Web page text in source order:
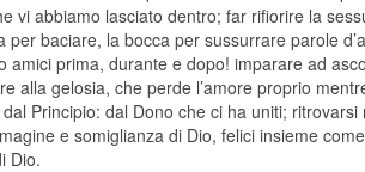
vi abbiamo lasciato dentro; far rifiorire la
per baciare, la bocca per sussurrare parole
amici prima, durante e dopo! imparare ad
alla gelosia, che perde l’amore proprio
Principio: dal Dono che ci ha uniti;
e somiglianza di Dio, felici insieme
Dio.